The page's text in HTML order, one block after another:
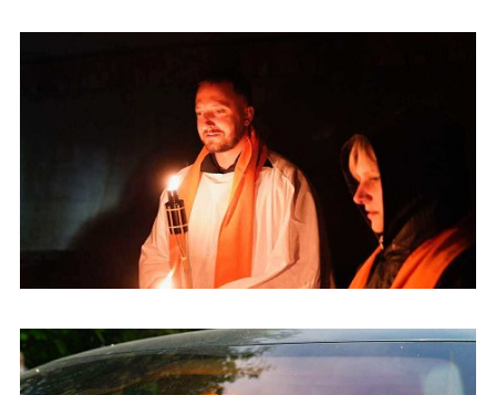
pomoci v Českej republike